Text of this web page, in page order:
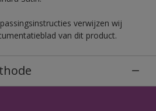
verwijzen wij
van dit product.